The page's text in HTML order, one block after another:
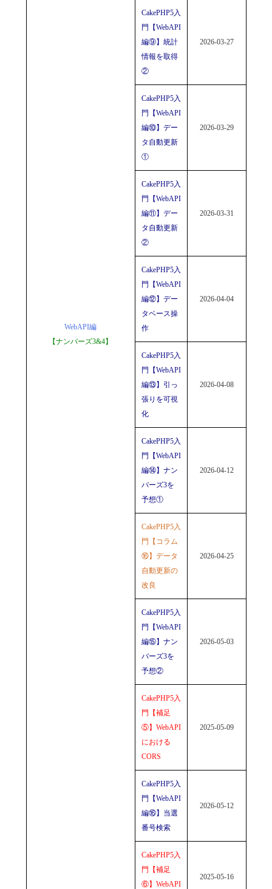
WebAPI編
【ナンバーズ3&4】
CakePHP5入
門【WebAPI
編⑨】統計
情報を取得
②
2026-03-27
CakePHP5入
門【WebAPI
編⑩】デー
タ自動更新
①
2026-03-29
CakePHP5入
門【WebAPI
編⑪】デー
タ自動更新
②
2026-03-31
CakePHP5入
門【WebAPI
編⑫】デー
タベース操
作
2026-04-04
CakePHP5入
門【WebAPI
編⑬】引っ
張りを可視
化
2026-04-08
CakePHP5入
門【WebAPI
編⑭】ナン
バーズ3を
予想①
2026-04-12
CakePHP5入
門【コラム
⑯】データ
自動更新の
改良
2026-04-25
CakePHP5入
門【WebAPI
編⑮】ナン
バーズ3を
予想②
2026-05-03
CakePHP5入
門【補足
⑤】WebAPI
における
CORS
2025-05-09
CakePHP5入
門【WebAPI
編⑯】当選
番号検索
2026-05-12
CakePHP5入
門【補足
⑥】WebAPI
2025-05-16